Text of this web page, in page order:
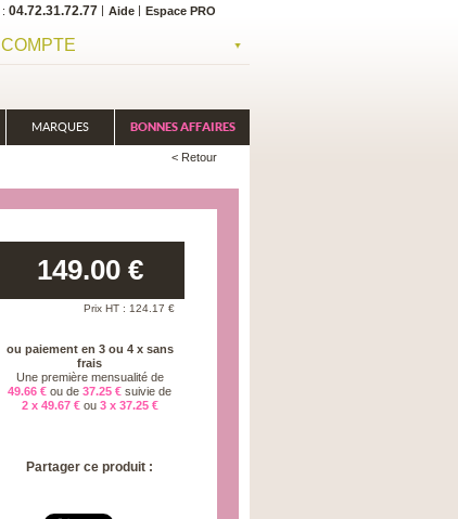
04.72.31.72.77 Aide Espace PRO
MARQUES BONNES AFFAIRES
< Retour
149.00 €
Prix HT : 124.17 €
ou paiement en 3 ou 4 x sans
frais
Une première mensualité de
49.66 € ou de 37.25 € suivie de
2 x 49.67 € ou 3 x 37.25 €
Partager ce produit :